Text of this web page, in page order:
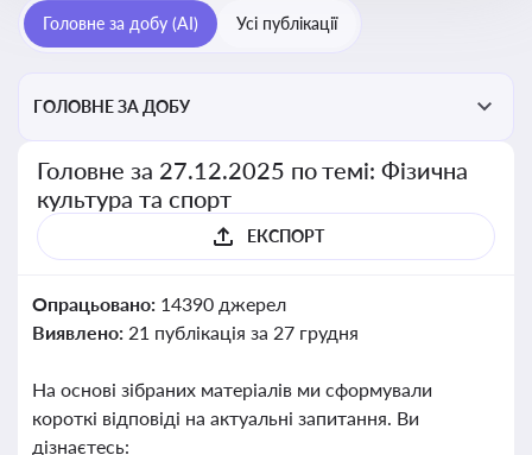
потенціалу, соціального захисту та ефективної
реалізації державної політики у цій галузі
Головне за добу (AI) Усі публікації
ГОЛОВНЕ ЗА ДОБУ
Головне за 27.12.2025 по темі: Фізична
культура та спорт
ЕКСПОРТ
Опрацьовано: 14390 джерел
Виявлено: 21 публікація за 27 грудня
На основі зібраних матеріалів ми сформували
короткі відповіді на актуальні запитання. Ви
дізнаєтесь: